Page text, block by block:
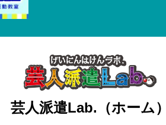
芸人派遣Lab.（ホーム